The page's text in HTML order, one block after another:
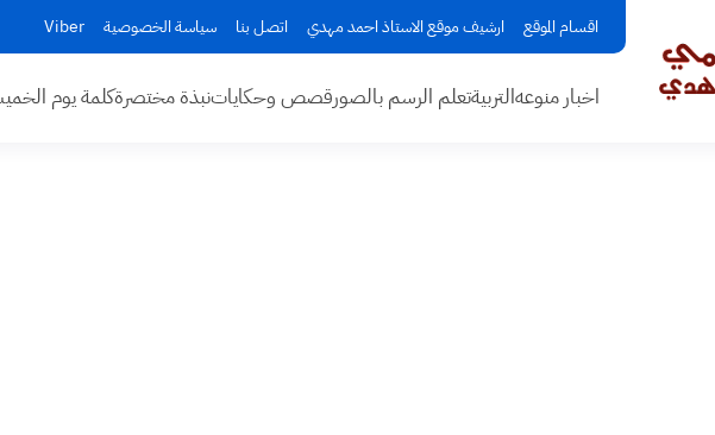
اقسام الموقع ارشيف موقع الاستاذ احمد مهدي اتصل بنا سياسة الخصوصية Viber
اخبار منوعهالتربيةتعلم الرسم بالصورقصص وحكاياتنبذة مختصرةكلمة يوم